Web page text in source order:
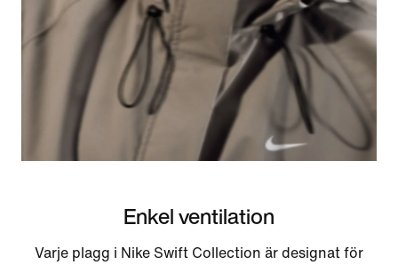
Enkel ventilation
Varje plagg i Nike Swift Collection är designat för